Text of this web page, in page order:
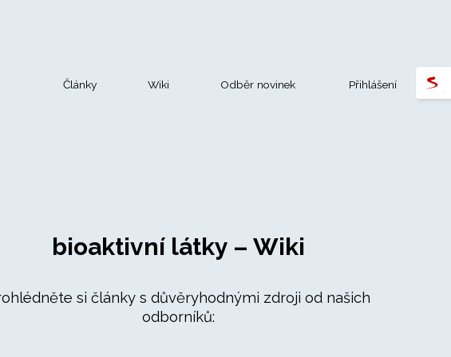
Články Wiki Odběr novinek Přihlášení
bioaktivní látky – Wiki
si články s důvěryhodnými zdroji od našich
odborníků: